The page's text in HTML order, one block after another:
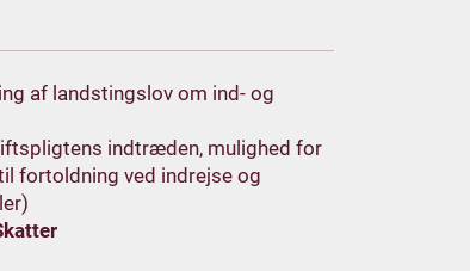
af landstingslov om ind- og
indtræden, mulighed for
fortoldning ved indrejse og